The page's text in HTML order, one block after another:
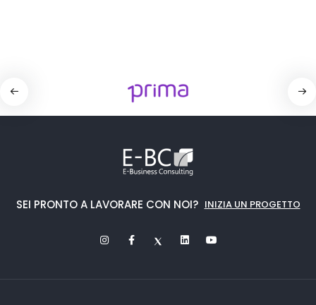
SEI PRONTO A LAVORARE CON NOI? INIZIA UN PROGETTO